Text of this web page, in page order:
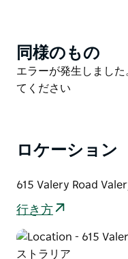
す。そびえ立つ木々
そばで日光浴をした
静かな森の中でバード
やかなミツスイから
風光明媚なドライブで
バーネバー・クリー
り、ドリゴ国立公園
散策したりしてみて
Product
List
同様のもの
Product
List
エラーが発生しまし
てください
ロケーション
615 Valery Road
行き方